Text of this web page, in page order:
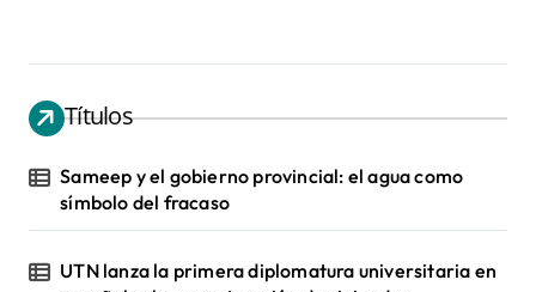
Títulos
Sameep y el gobierno provincial: el agua como
símbolo del fracaso
UTN lanza la primera diplomatura universitaria en